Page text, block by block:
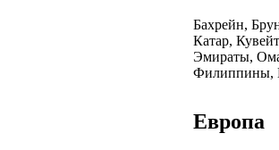
Бахрейн,
Катар,
Эмираты,
Филиппины,
Европа